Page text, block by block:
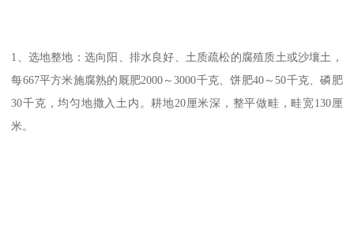
1、选地整地：选向阳、排水良好、土质疏松的腐殖质土或沙壤土，
每667平方米施腐熟的厩肥2000～3000千克、饼肥40～50千克、磷肥
30千克，均匀地撒入土内。耕地20厘米深，整平做畦，畦宽130厘
米。